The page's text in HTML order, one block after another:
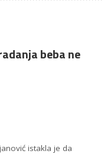
beba ne
istakla je da